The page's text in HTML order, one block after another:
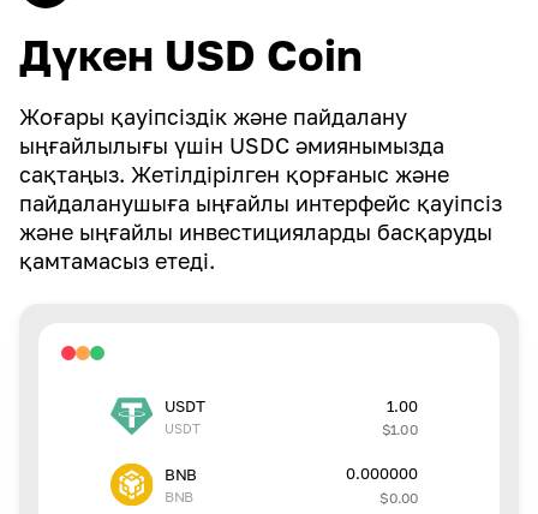
Дүкен USD Coin
Жоғары қауіпсіздік және пайдалану
ыңғайлылығы үшін USDC әмиянымызда
сақтаңыз. Жетілдірілген қорғаныс және
пайдаланушыға ыңғайлы интерфейс қауіпсіз
және ыңғайлы инвестицияларды басқаруды
қамтамасыз етеді.
USDT
USDT
1.00
$1.00
BNB
BNB
0.000000
$0.00